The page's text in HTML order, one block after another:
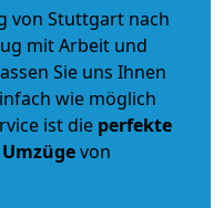
von Stuttgart nach
mit Arbeit und
Sie uns Ihnen
wie möglich
ist die perfekte
von